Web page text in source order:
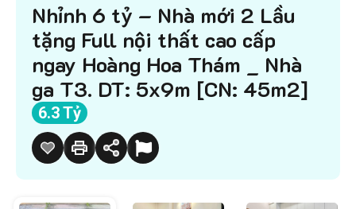
Nhỉnh 6 tỷ – Nhà mới 2 Lầu
tặng Full nội thất cao cấp
ngay Hoàng Hoa Thám _ Nhà
ga T3. DT: 5x9m [CN: 45m2]
6.3 Tỷ